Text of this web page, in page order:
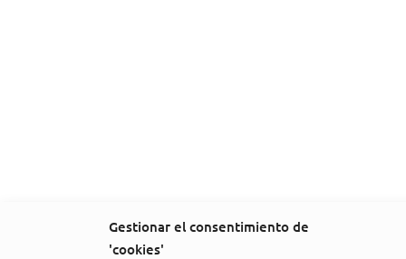
Gestionar el consentimiento de
'cookies'